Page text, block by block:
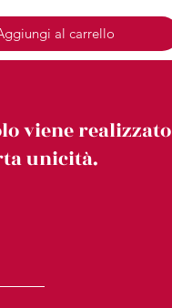
al carrello
viene realizzato
unicità.